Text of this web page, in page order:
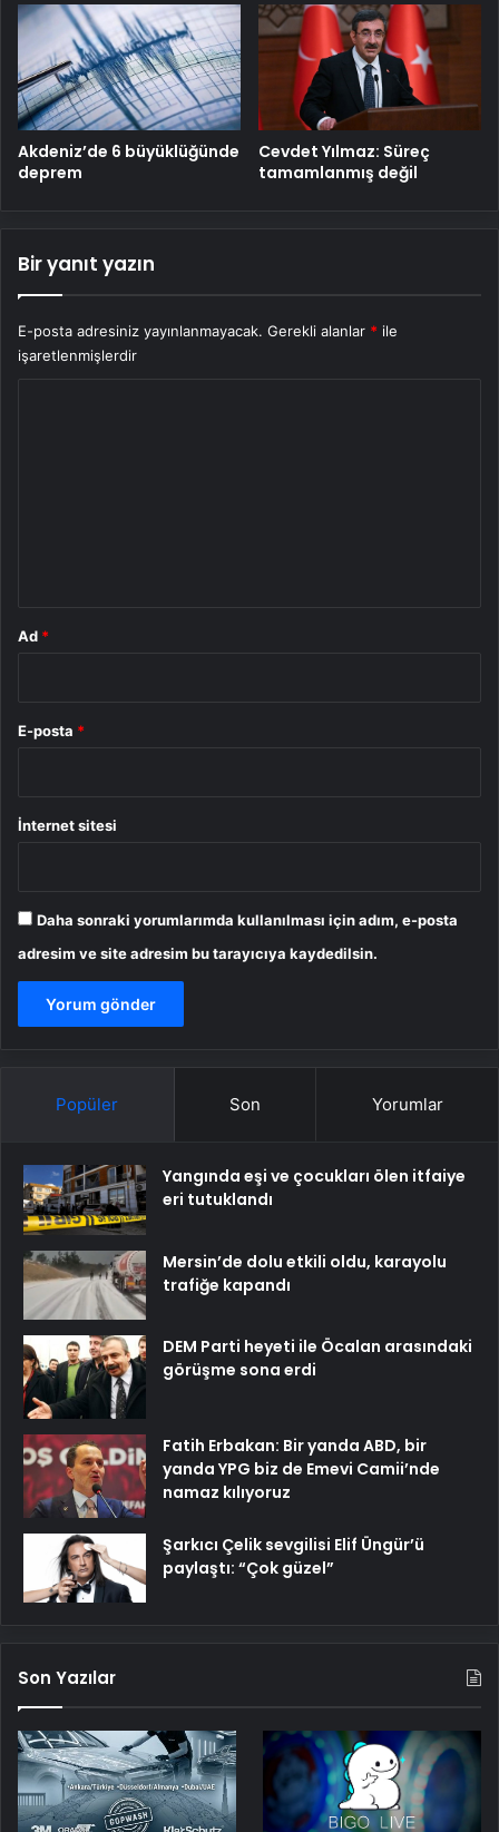
Akdeniz’de 6 büyüklüğünde
deprem
Cevdet Yılmaz: Süreç
tamamlanmış değil
Bir yanıt yazın
E-posta adresiniz yayınlanmayacak. Gerekli alanlar * ile
işaretlenmişlerdir
Ad *
E-posta *
İnternet sitesi
Daha sonraki yorumlarımda kullanılması için adım, e-posta
adresim ve site adresim bu tarayıcıya kaydedilsin.
Popüler Son Yorumlar
Yangında eşi ve çocukları ölen itfaiye
eri tutuklandı
Mersin’de dolu etkili oldu, karayolu
trafiğe kapandı
DEM Parti heyeti ile Öcalan arasındaki
görüşme sona erdi
Fatih Erbakan: Bir yanda ABD, bir
yanda YPG biz de Emevi Camii’nde
namaz kılıyoruz
Şarkıcı Çelik sevgilisi Elif Üngür’ü
paylaştı: “Çok güzel”
Son Yazılar